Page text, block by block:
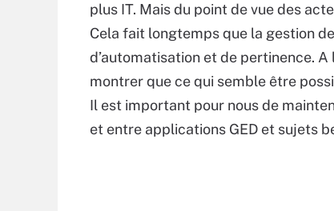
plus IT. Mais du point de vue des
Cela fait longtemps que la gestion
d’automatisation et de pertinence. A
montrer que ce qui semble être
Il est important pour nous de
et entre applications GED et sujets